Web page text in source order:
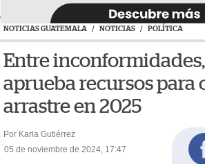
NOTICIAS GUATEMALA / NOTICIAS / POLÍTICA
Entre
aprueba recursos para
arrastre en 2025
Por Karla Gutiérrez
05 de noviembre de 2024, 17:47